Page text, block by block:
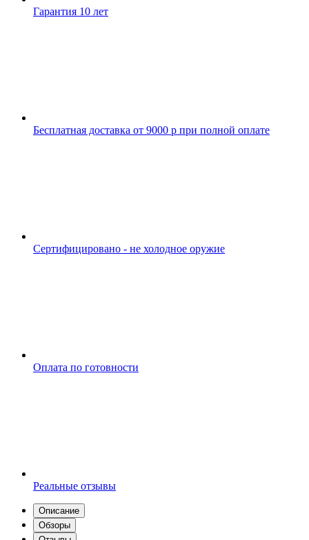
Гарантия 10 лет
Бесплатная доставка от 9000 р при полной оплате
Сертифицировано - не холодное оружие
Оплата по готовности
Реальные отзывы
Описание
Обзоры